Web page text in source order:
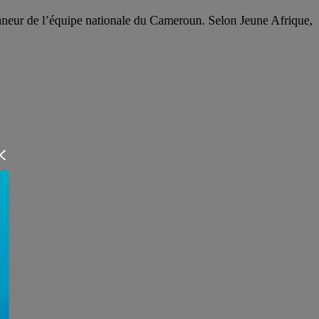
de l’équipe nationale du Cameroun. Selon Jeune Afrique,